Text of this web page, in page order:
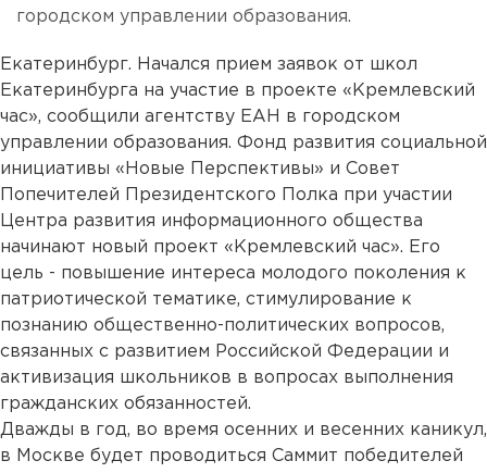
городском управлении образования.
Екатеринбург. Начался прием заявок от школ
Екатеринбурга на участие в проекте «Кремлевский
час», сообщили агентству ЕАН в городском
управлении образования. Фонд развития социальной
инициативы «Новые Перспективы» и Совет
Попечителей Президентского Полка при участии
Центра развития информационного общества
начинают новый проект «Кремлевский час». Его
цель - повышение интереса молодого поколения к
патриотической тематике, стимулирование к
познанию общественно-политических вопросов,
связанных с развитием Российской Федерации и
активизация школьников в вопросах выполнения
гражданских обязанностей.
Дважды в год, во время осенних и весенних каникул,
в Москве будет проводиться Саммит победителей